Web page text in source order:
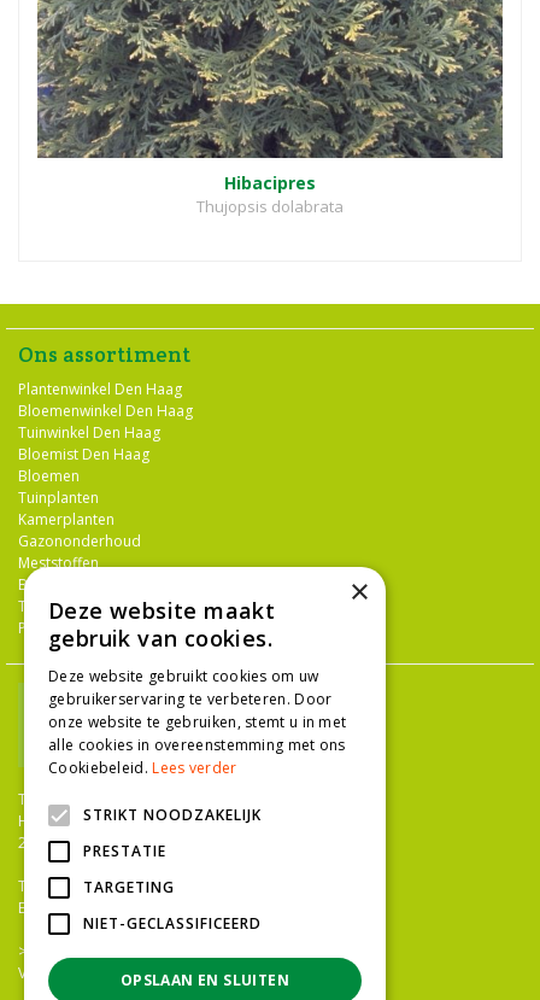
Hibacipres
Thujopsis dolabrata
Ons assortiment
Plantenwinkel Den Haag
Bloemenwinkel Den Haag
Tuinwinkel Den Haag
Bloemist Den Haag
Bloemen
Tuinplanten
Kamerplanten
Gazononderhoud
Meststoffen
Bestrijdingsmiddelen
Tuingereedschap
Potterie
TUINCENTRUM NIEUW-HANENBURG
Hanenburglaan 266
2565 HC Den Haag
T.
070 36 052 92
E.
>>
Vacatures
×
Deze website maakt
gebruik van cookies.
Deze website gebruikt cookies om uw
gebruikerservaring te verbeteren. Door
onze website te gebruiken, stemt u in met
alle cookies in overeenstemming met ons
Cookiebeleid.Lees verder
STRIKT NOODZAKELIJK
PRESTATIE
TARGETING
NIET-GECLASSIFICEERD
OPSLAAN EN SLUITEN